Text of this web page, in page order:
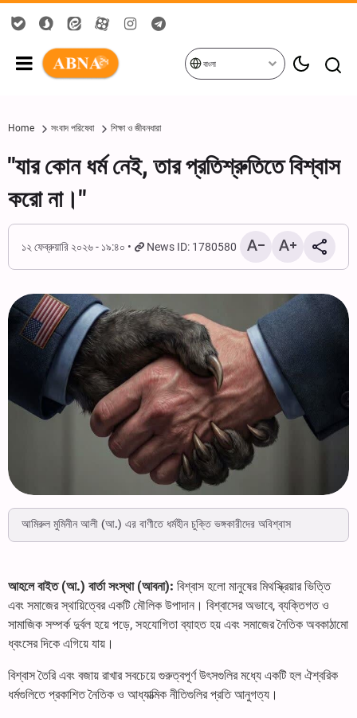
বাংলা
Home সংবাদ পরিষেবা শিক্ষা ও জীবনধারা
"যার কোন ধর্ম নেই, তার প্রতিশ্রুতিতে বিশ্বাস
করো না।"
১২ ফেব্রুয়ারি ২০২৬ - ১৯:৪০ News ID: 1780580
আমিরুল মুমিনীন আলী (আ.) এর বাণীতে ধর্মহীন চুক্তি ভঙ্গকারীদের অবিশ্বাস
আহলে বাইত (আ.) বার্তা সংস্থা (আবনা): বিশ্বাস হলো মানুষের মিথস্ক্রিয়ার ভিত্তি
এবং সমাজের স্থায়িত্বের একটি মৌলিক উপাদান। বিশ্বাসের অভাবে, ব্যক্তিগত ও
সামাজিক সম্পর্ক দুর্বল হয়ে পড়ে, সহযোগিতা ব্যাহত হয় এবং সমাজের নৈতিক অবকাঠামো
ধ্বংসের দিকে এগিয়ে যায়।
বিশ্বাস তৈরি এবং বজায় রাখার সবচেয়ে গুরুত্বপূর্ণ উৎসগুলির মধ্যে একটি হল ঐশ্বরিক
ধর্মগুলিতে প্রকাশিত নৈতিক ও আধ্যাত্মিক নীতিগুলির প্রতি আনুগত্য।